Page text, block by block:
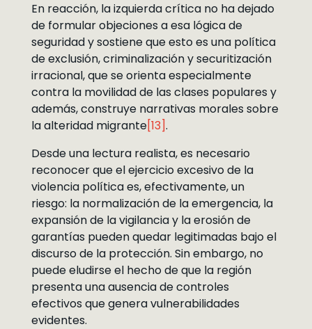
En reacción, la izquierda crítica no ha dejado
de formular objeciones a esa lógica de
seguridad y sostiene que esto es una política
de exclusión, criminalización y securitización
irracional, que se orienta especialmente
contra la movilidad de las clases populares y
además, construye narrativas morales sobre
la alteridad migrante[13].
Desde una lectura realista, es necesario
reconocer que el ejercicio excesivo de la
violencia política es, efectivamente, un
riesgo: la normalización de la emergencia, la
expansión de la vigilancia y la erosión de
garantías pueden quedar legitimadas bajo el
discurso de la protección. Sin embargo, no
puede eludirse el hecho de que la región
presenta una ausencia de controles
efectivos que genera vulnerabilidades
evidentes.